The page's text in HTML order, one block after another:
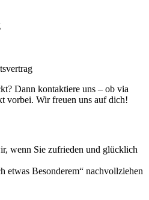
Dann kontaktiere uns – ob via
vorbei. Wir freuen uns auf dich!
wenn Sie zufrieden und glücklich
etwas Besonderem“ nachvollziehen